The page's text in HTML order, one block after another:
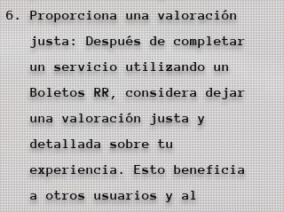
Proporciona una valoración
justa: Después de completar
un servicio utilizando un
Boletos RR, considera dejar
una valoración justa y
detallada sobre tu
experiencia. Esto beneficia
a otros usuarios y al